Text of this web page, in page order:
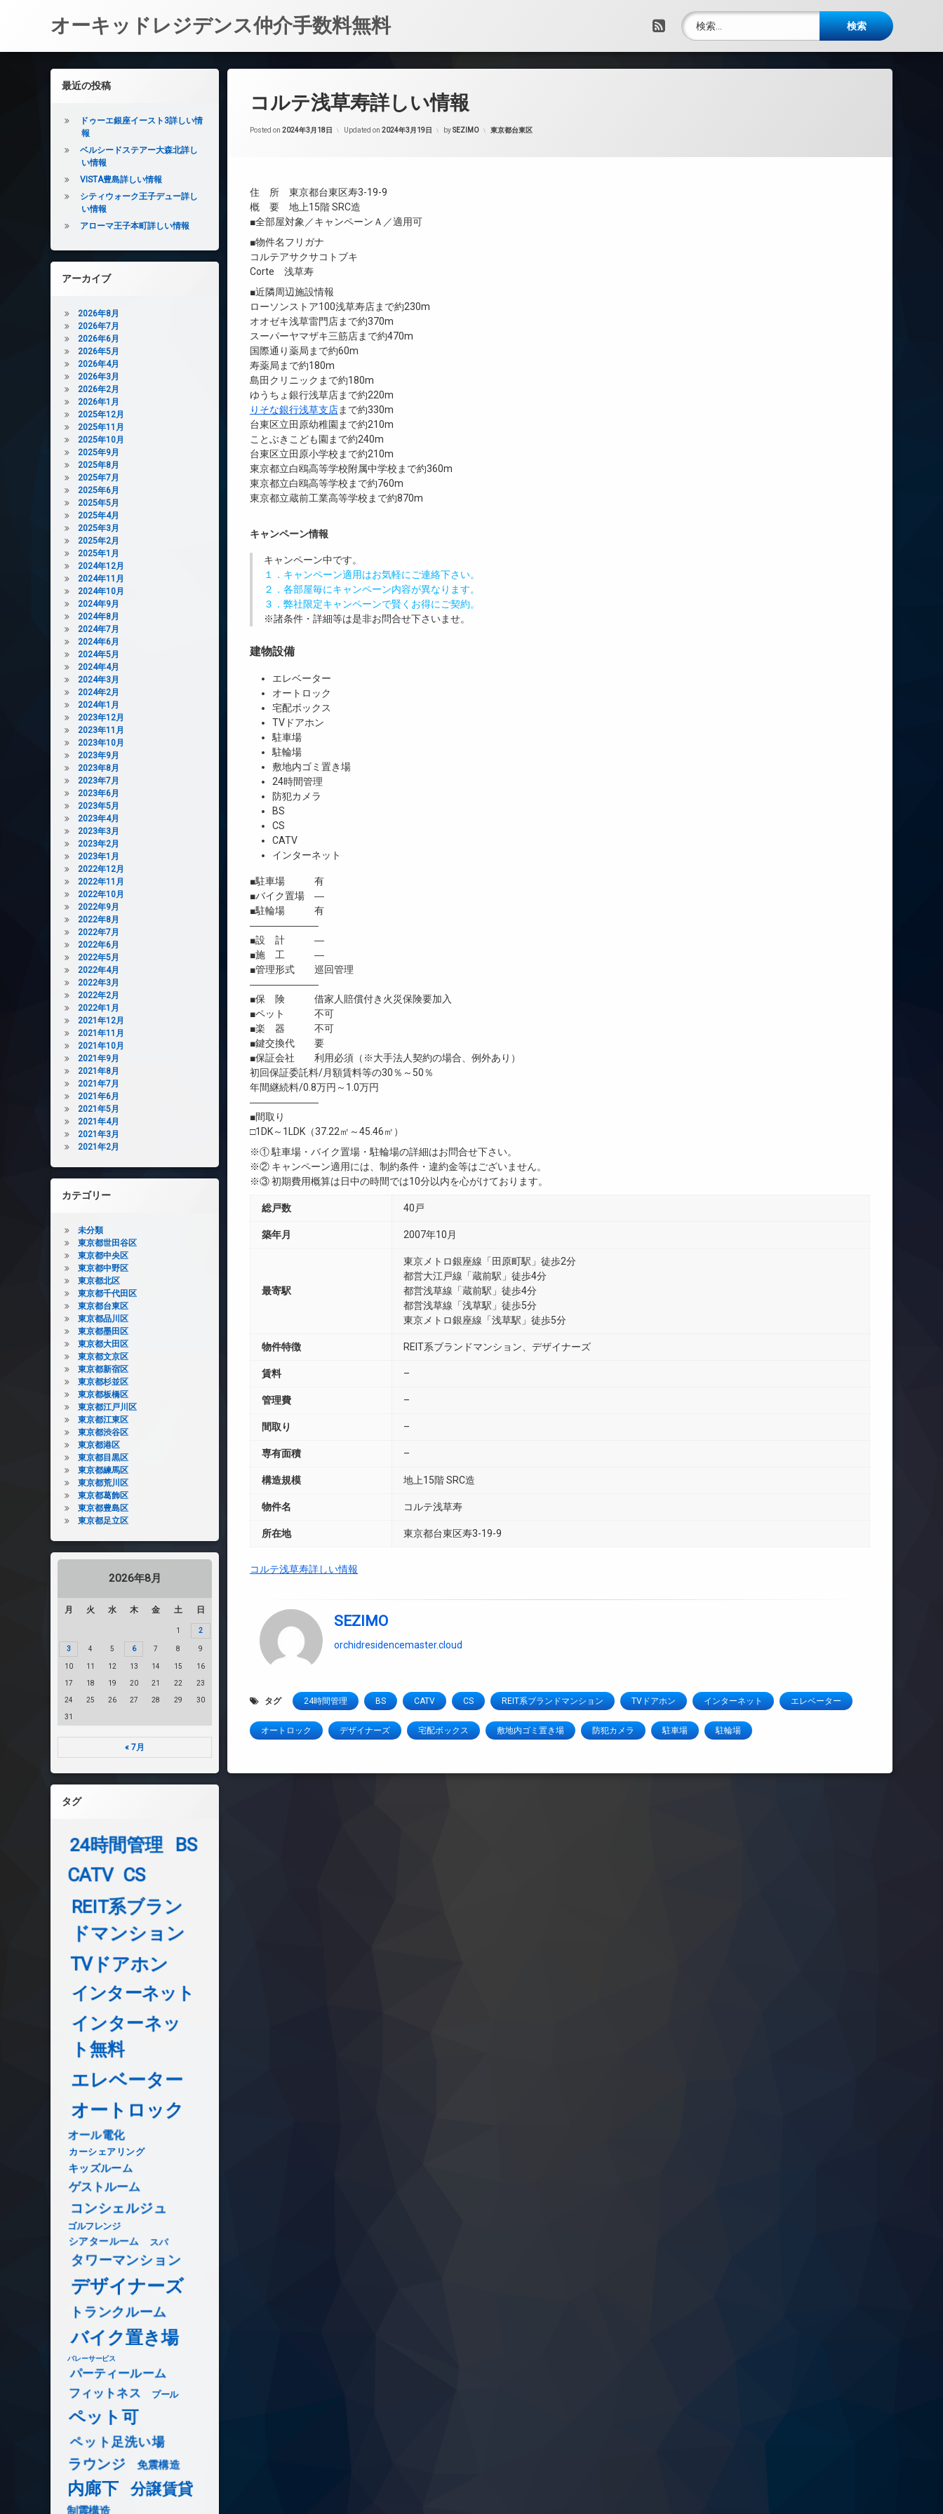
オーキッドレジデンス仲介手数料無料 RSS
検索:
コルテ浅草寿詳しい情報
Posted on 2024年3月18日 Updated on 2024年3月19日 bySEZIMO カテゴリー:
東京都台東区
住 所 東京都台東区寿3-19-9
概 要 地上15階 SRC造
■全部屋対象／キャンペーンＡ／適用可
■物件名フリガナ
コルテアサクサコトブキ
Corte 浅草寿
■近隣周辺施設情報
ローソンストア100浅草寿店まで約230m
オオゼキ浅草雷門店まで約370m
スーパーヤマザキ三筋店まで約470m
国際通り薬局まで約60m
寿薬局まで約180m
島田クリニックまで約180m
ゆうちょ銀行浅草店まで約220m
りそな銀行浅草支店まで約330m
台東区立田原幼稚園まで約210m
ことぶきこども園まで約240m
台東区立田原小学校まで約210m
東京都立白鴎高等学校附属中学校まで約360m
東京都立白鴎高等学校まで約760m
東京都立蔵前工業高等学校まで約870m
キャンペーン情報
キャンペーン中です。
１．キャンペーン適用はお気軽にご連絡下さい。
２．各部屋毎にキャンペーン内容が異なります。
３．弊社限定キャンペーンで賢くお得にご契約。
※諸条件・詳細等は是非お問合せ下さいませ。
建物設備
エレベーター
オートロック
宅配ボックス
TVドアホン
駐車場
駐輪場
敷地内ゴミ置き場
24時間管理
防犯カメラ
BS
CS
CATV
インターネット
■駐車場 有
■バイク置場 ―
■駐輪場 有
―――――――
■設 計 ―
■施 工 ―
■管理形式 巡回管理
―――――――
■保 険 借家人賠償付き火災保険要加入
■ペット 不可
■楽 器 不可
■鍵交換代 要
■保証会社 利用必須（※大手法人契約の場合、例外あり）
初回保証委託料/月額賃料等の30％～50％
年間継続料/0.8万円～1.0万円
―――――――
■間取り
□1DK～1LDK（37.22㎡～45.46㎡）
※① 駐車場・バイク置場・駐輪場の詳細はお問合せ下さい。
※② キャンペーン適用には、制約条件・違約金等はございません。
※③ 初期費用概算は日中の時間では10分以内を心がけております。
総戸数 40戸
築年月 2007年10月
最寄駅
東京メトロ銀座線「田原町駅」徒歩2分
都営大江戸線「蔵前駅」徒歩4分
都営浅草線「蔵前駅」徒歩4分
都営浅草線「浅草駅」徒歩5分
東京メトロ銀座線「浅草駅」徒歩5分
物件特徴 REIT系ブランドマンション、デザイナーズ
賃料 –
管理費 –
間取り –
専有面積 –
構造規模 地上15階 SRC造
物件名 コルテ浅草寿
所在地 東京都台東区寿3-19-9
コルテ浅草寿詳しい情報
SEZIMO
orchidresidencemaster.cloud
タグ 24時間管理 BS CATV CS REIT系ブランドマンション TVドアホン インターネット エレベーター
オートロック デザイナーズ 宅配ボックス 敷地内ゴミ置き場 防犯カメラ 駐車場 駐輪場
左サイドバー
最近の投稿
ドゥーエ銀座イースト3詳しい情
報
ベルシードステアー大森北詳し
い情報
VISTA豊島詳しい情報
シティウォーク王子デュー詳し
い情報
アローマ王子本町詳しい情報
アーカイブ
2026年8月
2026年7月
2026年6月
2026年5月
2026年4月
2026年3月
2026年2月
2026年1月
2025年12月
2025年11月
2025年10月
2025年9月
2025年8月
2025年7月
2025年6月
2025年5月
2025年4月
2025年3月
2025年2月
2025年1月
2024年12月
2024年11月
2024年10月
2024年9月
2024年8月
2024年7月
2024年6月
2024年5月
2024年4月
2024年3月
2024年2月
2024年1月
2023年12月
2023年11月
2023年10月
2023年9月
2023年8月
2023年7月
2023年6月
2023年5月
2023年4月
2023年3月
2023年2月
2023年1月
2022年12月
2022年11月
2022年10月
2022年9月
2022年8月
2022年7月
2022年6月
2022年5月
2022年4月
2022年3月
2022年2月
2022年1月
2021年12月
2021年11月
2021年10月
2021年9月
2021年8月
2021年7月
2021年6月
2021年5月
2021年4月
2021年3月
2021年2月
カテゴリー
未分類
東京都世田谷区
東京都中央区
東京都中野区
東京都北区
東京都千代田区
東京都台東区
東京都品川区
東京都墨田区
東京都大田区
東京都文京区
東京都新宿区
東京都杉並区
東京都板橋区
東京都江戸川区
東京都江東区
東京都渋谷区
東京都港区
東京都目黒区
東京都練馬区
東京都荒川区
東京都葛飾区
東京都豊島区
東京都足立区
2026年8月
月 火 水 木 金 土 日
1 2
3 4 5 6 7 8 9
10 11 12 13 14 15 16
17 18 19 20 21 22 23
24 25 26 27 28 29 30
31
« 7月
タグ
24時間管理
BS
CATV CS
REIT系ブラン
ドマンション
TVドアホン
インターネット
インターネッ
ト無料
エレベーター
オートロック
オール電化
カーシェアリング
キッズルーム
ゲストルーム
コンシェルジュ
ゴルフレンジ
シアタールーム スパ
タワーマンション
デザイナーズ
トランクルーム
バイク置き場
バレーサービス
パーティールーム
フィットネス プール
ペット可
ペット足洗い場
ラウンジ 免震構造
内廊下 分譲賃貸
制震構造